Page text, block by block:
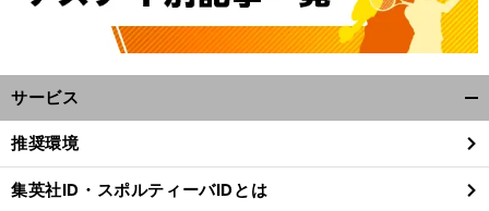
サービス
閉
る
推奨環境
集英社ID・スポルティーバIDとは